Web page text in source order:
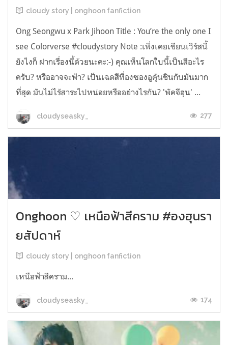
cloudy story | onghoon fanfiction
Ong Seongwu x Park Jihoon Title : You’re the only one I
see Colorverse #cloudystory Note :เพิ่งเคยเขียนเวิร์สนี้
ยังไงก็ ฝากเรื่องนี้ด้วยนะคะ:-) คุณเห็นโลกใบนี้เป็นสีอะไร
ครับ? หรืออาจจะฟ้า? เป็นเฉดสีที่องซองอูคุ้นชินกับมันมาก
ที่สุด มันไม่ไร้สาระไปหน่อยหรืออย่างไรกัน? 'พัคจีฮุน' ...
cloudyseasky_ 277
Onghoon ♡ เหนือฟ้าสีคราม #องฮุนรา
ยสัปดาห์
cloudy story | onghoon fanfiction
เหนือฟ้าสีคราม...
cloudyseasky_ 174